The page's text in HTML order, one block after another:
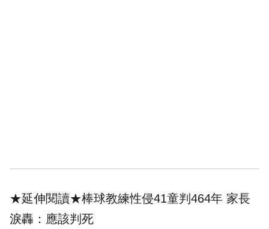
★延伸閱讀★棒球教練性侵41童判464年 家長
淚轟：應該判死